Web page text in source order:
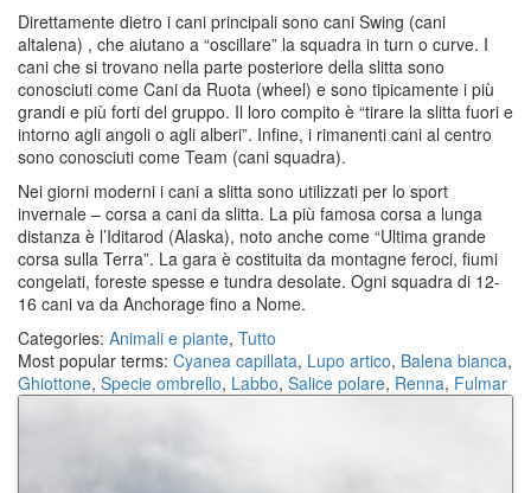
Direttamente dietro i cani principali sono cani Swing (cani
altalena) , che aiutano a “oscillare” la squadra in turn o curve. I
cani che si trovano nella parte posteriore della slitta sono
conosciuti come Cani da Ruota (wheel) e sono tipicamente i più
grandi e più forti del gruppo. Il loro compito è “tirare la slitta fuori e
intorno agli angoli o agli alberi”. Infine, i rimanenti cani al centro
sono conosciuti come Team (cani squadra).
Nei giorni moderni i cani a slitta sono utilizzati per lo sport
invernale – corsa a cani da slitta. La più famosa corsa a lunga
distanza è l’Iditarod (Alaska), noto anche come “Ultima grande
corsa sulla Terra”. La gara è costituita da montagne feroci, fiumi
congelati, foreste spesse e tundra desolate. Ogni squadra di 12-
16 cani va da Anchorage fino a Nome.
Categories: Animali e piante, Tutto
Most popular terms: Cyanea capillata, Lupo artico, Balena bianca,
Ghiottone, Specie ombrello, Labbo, Salice polare, Renna, Fulmar